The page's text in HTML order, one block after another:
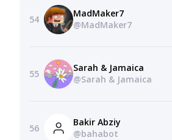
54
MadMaker7
@MadMaker7
55
Sarah & Jamaica
@Sarah & Jamaica
56
Bakir Abziy
@bahabot